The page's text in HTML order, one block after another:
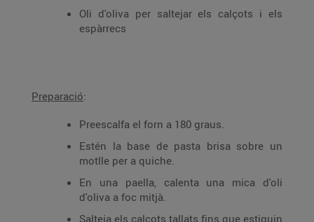
Oli d'oliva per saltejar els calçots i els
espàrrecs
Preparació:
Preescalfa el forn a 180 graus.
Estén la base de pasta brisa sobre un
motlle per a quiche.
En una paella, calenta una mica d'oli
d'oliva a foc mitjà.
Salteja els calçots tallats fins que estiguin